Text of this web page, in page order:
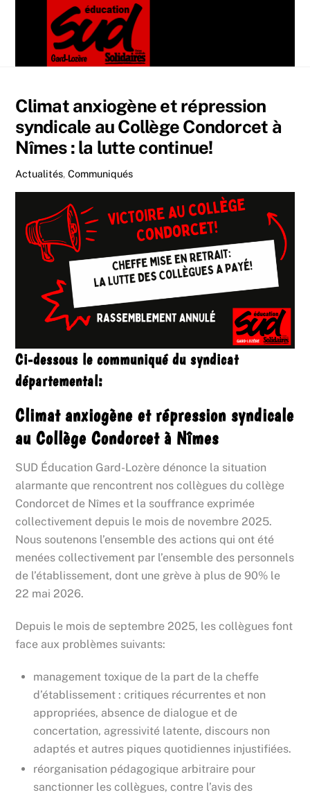
Climat anxiogène et répression
syndicale au Collège Condorcet à
Nîmes : la lutte continue!
Actualités,Communiqués
Ci-dessous le communiqué du syndicat
départemental:
Climat anxiogène et répression syndicale
au Collège Condorcet à Nîmes
SUD Éducation Gard-Lozère dénonce la situation
alarmante que rencontrent nos collègues du collège
Condorcet de Nîmes et la souffrance exprimée
collectivement depuis le mois de novembre 2025.
Nous soutenons l’ensemble des actions qui ont été
menées collectivement par l’ensemble des personnels
de l’établissement, dont une grève à plus de 90% le
22 mai 2026.
Depuis le mois de septembre 2025, les collègues font
face aux problèmes suivants:
management toxique de la part de la cheffe
d’établissement : critiques récurrentes et non
appropriées, absence de dialogue et de
concertation, agressivité latente, discours non
adaptés et autres piques quotidiennes injustifiées.
réorganisation pédagogique arbitraire pour
sanctionner les collègues, contre l’avis des